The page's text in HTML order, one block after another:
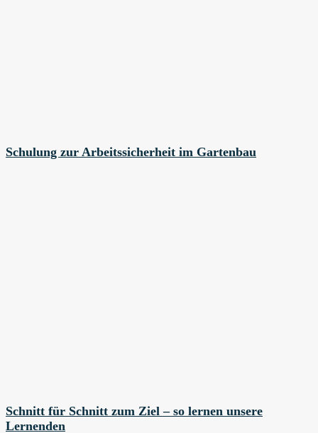
Schulung zur Arbeitssicherheit im Gartenbau
Schnitt für Schnitt zum Ziel – so lernen unsere
Lernenden